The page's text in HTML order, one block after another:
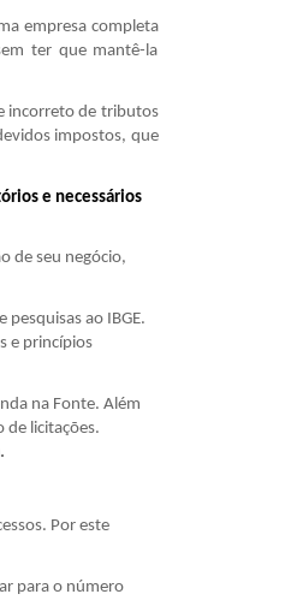
empresa completa
ter que mantê-la
incorreto de tributos
impostos, que
e necessários
de seu negócio,
ao IBGE.
e princípios
na Fonte. Além
de licitações.
Por este
para o número